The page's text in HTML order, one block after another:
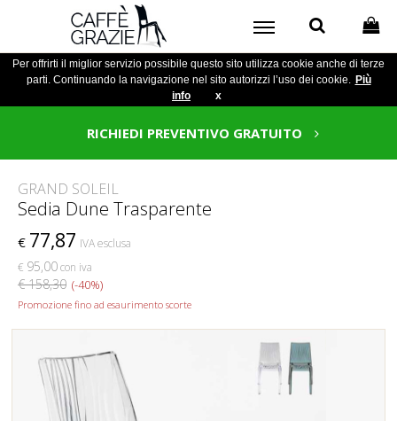
Per offrirti il miglior servizio possibile questo sito utilizza cookie anche di terze
parti. Continuando la navigazione nel sito autorizzi l’uso dei cookie. Più
info
x
RICHIEDI PREVENTIVO GRATUITO
GRAND SOLEIL
Sedia Dune Trasparente
€ 77,87 IVA esclusa
€ 95,00con iva
€ 158,30 (-40%)
Promozione fino ad esaurimento scorte